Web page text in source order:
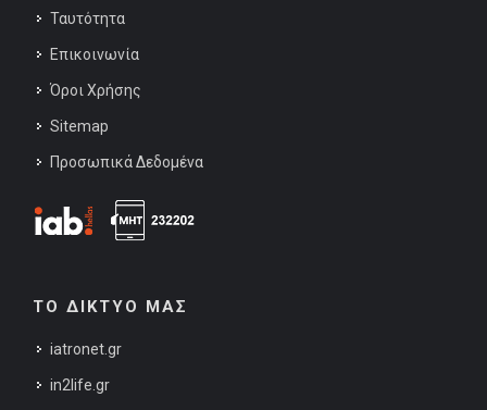
Ταυτότητα
Επικοινωνία
Όροι Χρήσης
Sitemap
Προσωπικά Δεδομένα
ΤΟ ΔΙΚΤΥΟ ΜΑΣ
iatronet.gr
in2life.gr